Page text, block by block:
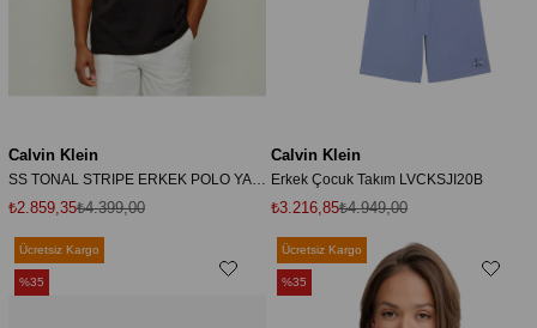
Calvin Klein
₺2.859,35₺4.399,00
Calvin Klein
Erkek Çocuk Takım LVCKSJI20B
₺3.216,85₺4.949,00
Ücretsiz Kargo
%35
Ücretsiz Kargo
%35